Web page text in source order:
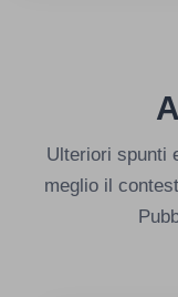
Ulteriori spunti
meglio il